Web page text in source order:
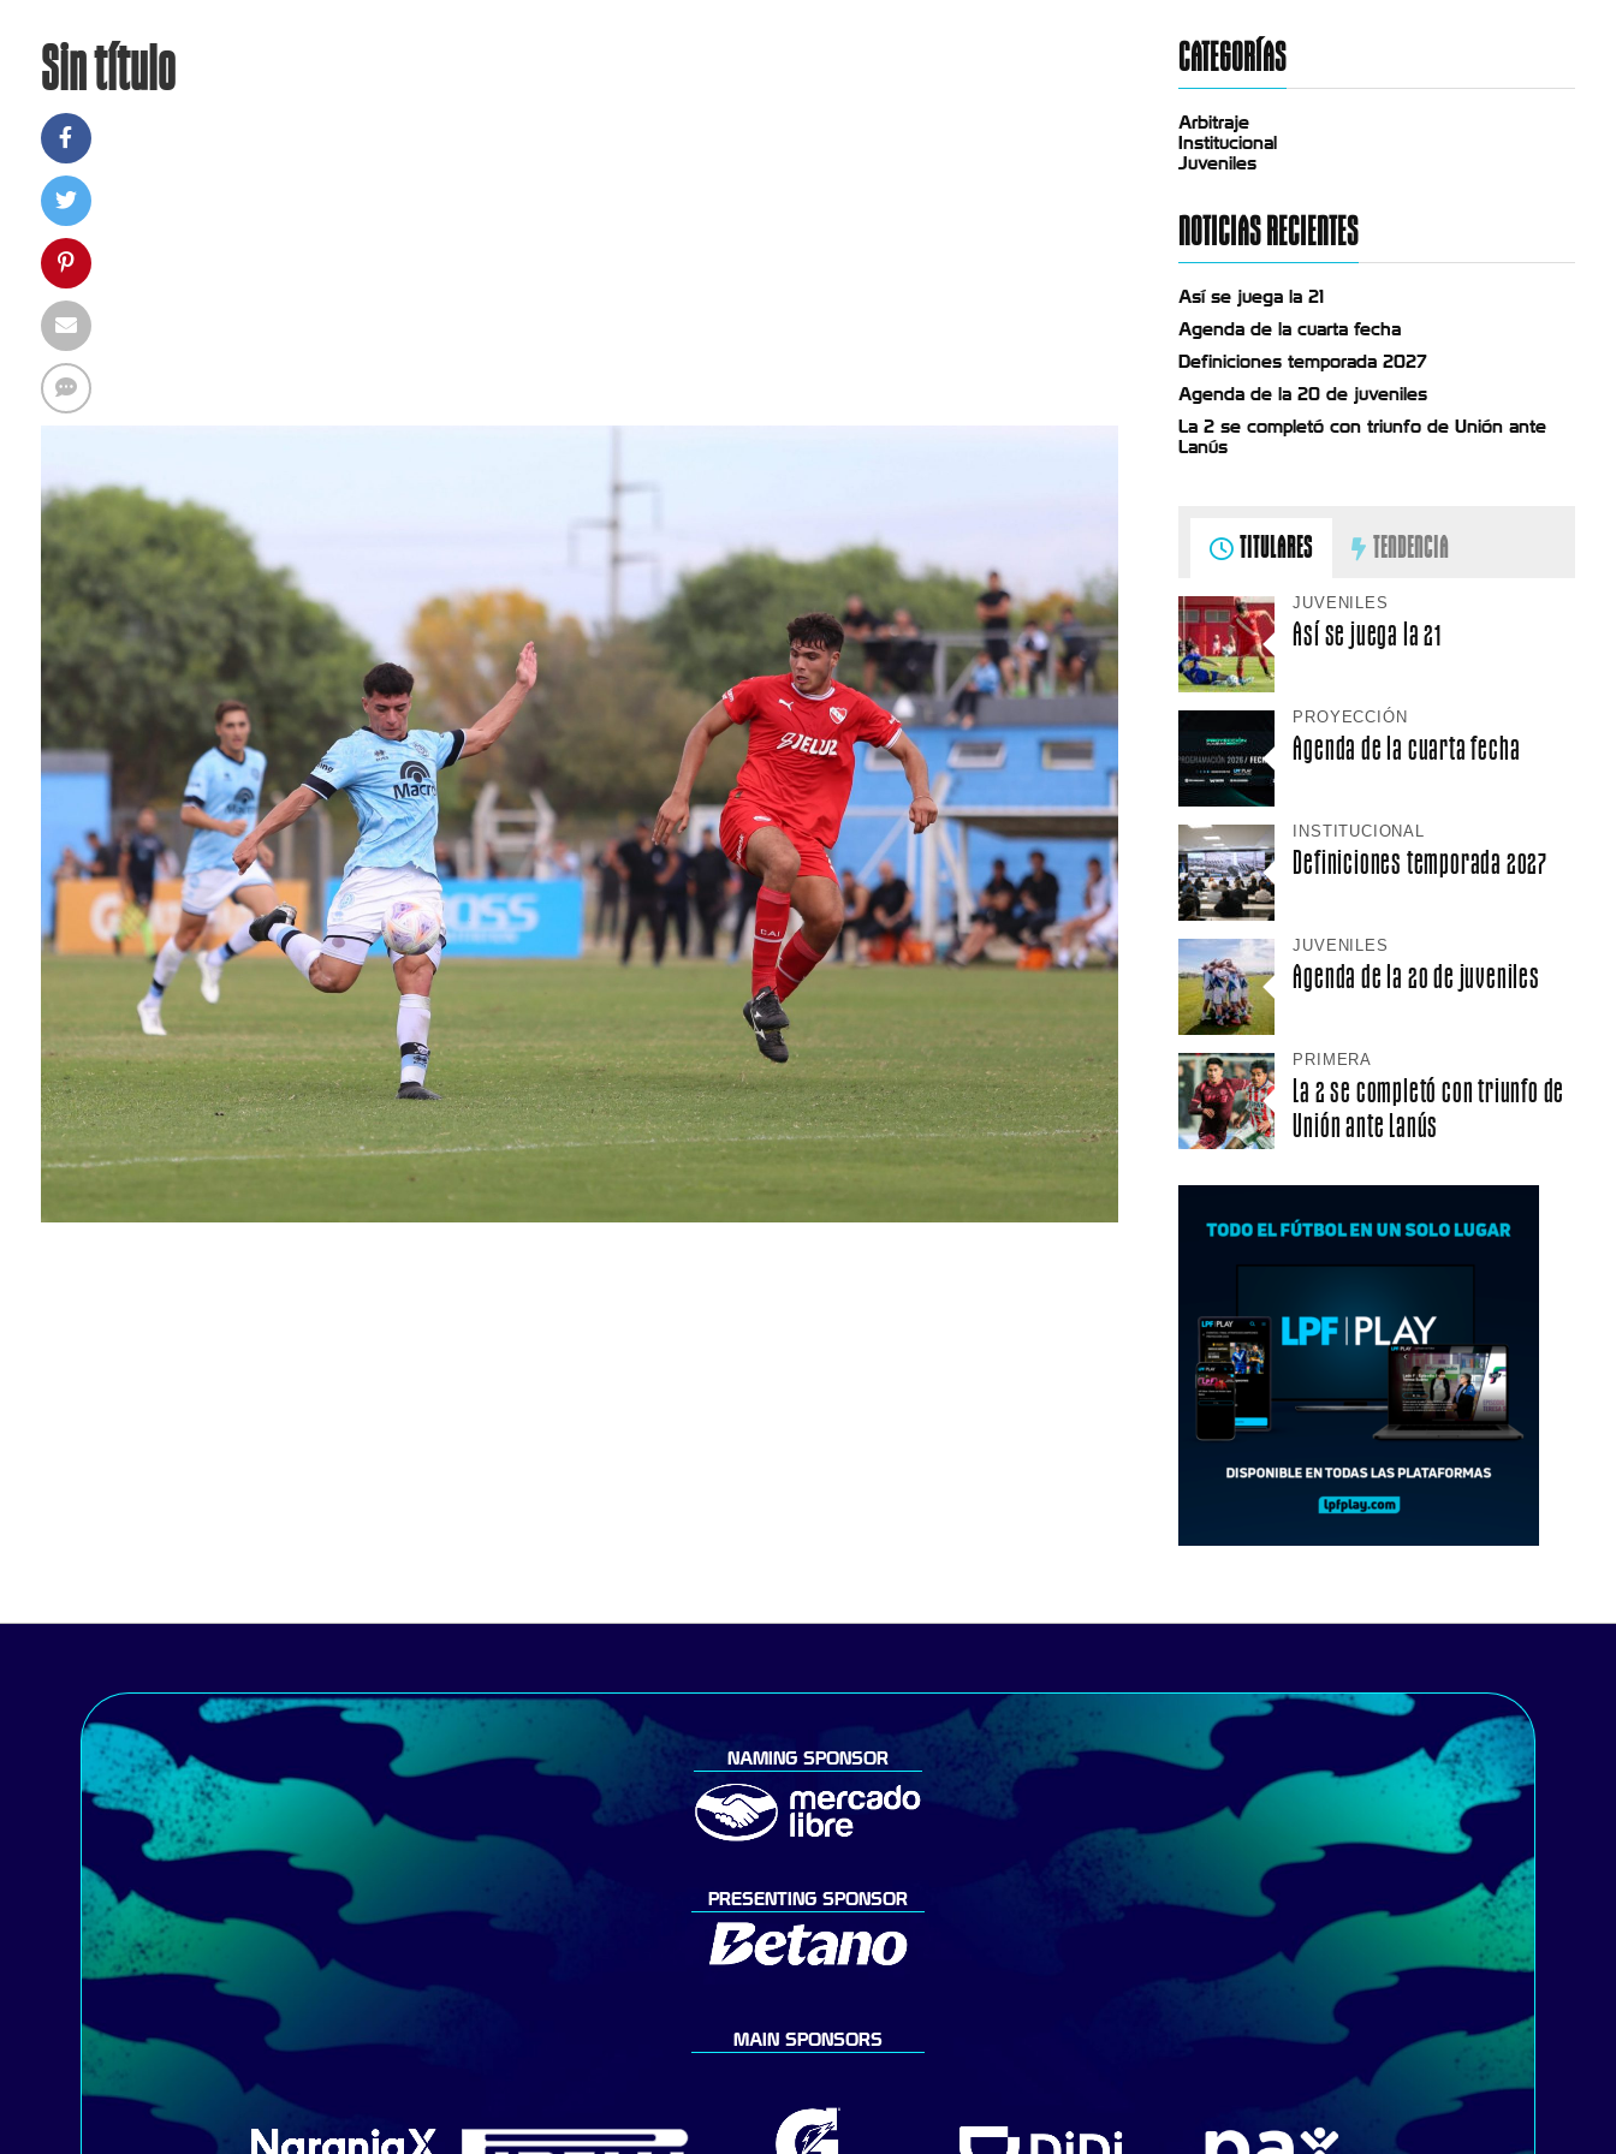
Sin título CATEGORÍAS
Arbitraje
Institucional
Juveniles
NOTICIAS RECIENTES
Así se juega la 21
Agenda de la cuarta fecha
Definiciones temporada 2027
Agenda de la 20 de juveniles
La 2 se completó con triunfo de Unión ante
Lanús
TITULARES TENDENCIA
JUVENILES
Así se juega la 21
PROYECCIÓN
Agenda de la cuarta fecha
INSTITUCIONAL
Definiciones temporada 2027
JUVENILES
Agenda de la 20 de juveniles
PRIMERA
La 2 se completó con triunfo de
Unión ante Lanús
NAMING SPONSOR
PRESENTING SPONSOR
MAIN SPONSORS